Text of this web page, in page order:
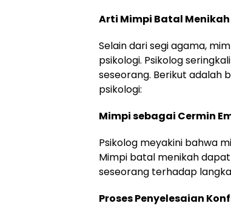
Arti Mimpi Batal
Selain dari segi agama,
psikologi. Psikolog
seseorang. Berikut adalah
psikologi:
Mimpi sebagai Cermin
Psikolog meyakini bahwa
Mimpi batal menikah
seseorang terhadap
Proses Penyelesaian